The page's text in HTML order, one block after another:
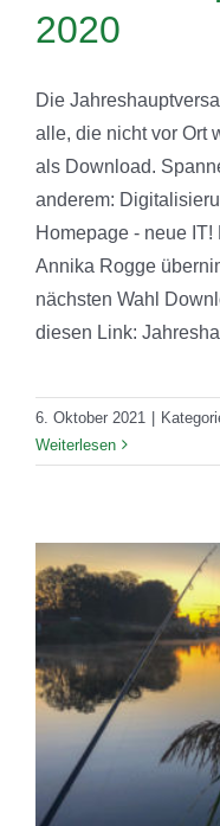
2020
Die
alle, die nicht vor Ort
als Download.
anderem:
Homepage - neue
Annika Rogge
nächsten Wahl
diesen Link:
6. Oktober 2021 |
Weiterlesen